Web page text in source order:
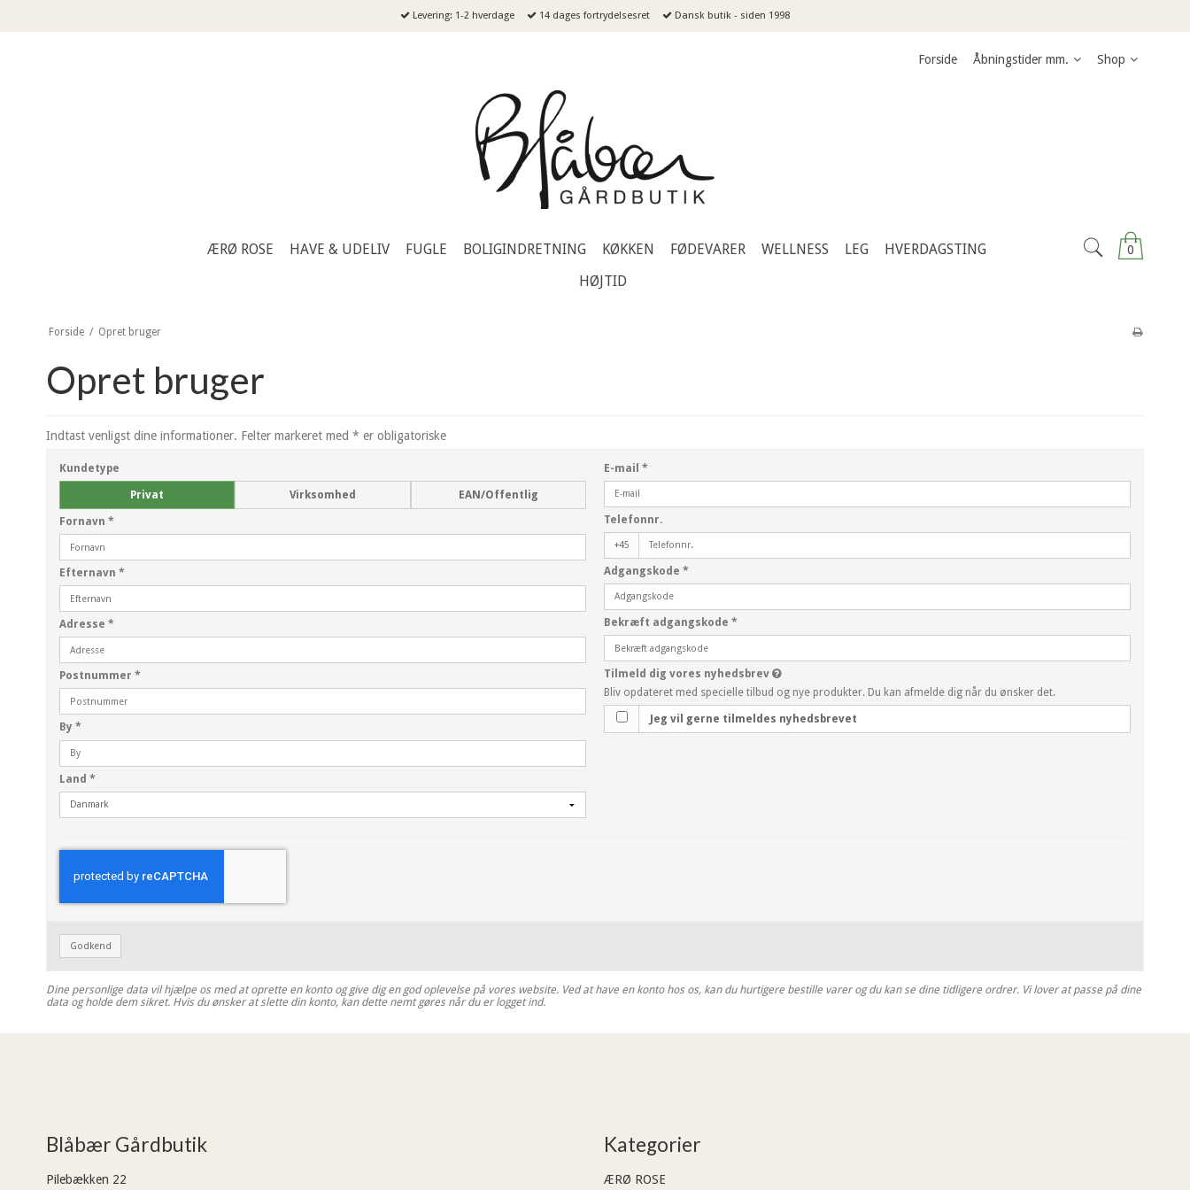
Levering: 1-2 hverdage 14 dages fortrydelsesret Dansk butik - siden 1998
Forside Åbningstider mm. Shop
0
ÆRØ ROSE HAVE & UDELIV FUGLE BOLIGINDRETNING KØKKEN FØDEVARER WELLNESS LEG
HVERDAGSTING
HØJTID
Forside / Opret bruger
Opret bruger
Indtast venligst dine informationer. Felter markeret med * er obligatoriske
Kundetype
Privat Virksomhed EAN/Offentlig
Fornavn *
Efternavn *
Adresse *
Postnummer *
By *
Land *
E-mail *
Telefonnr.
+45
Adgangskode *
Bekræft adgangskode *
Tilmeld dig vores nyhedsbrev
Bliv opdateret med specielle tilbud og nye produkter. Du kan afmelde dig når du ønsker det.
Jeg vil gerne tilmeldes nyhedsbrevet
Godkend
Dine personlige data vil hjælpe os med at oprette en konto og give dig en god oplevelse på vores website. Ved at have en konto hos os, kan du hurtigere bestille varer og du kan se dine tidligere ordrer. Vi lover at passe på dine
data og holde dem sikret. Hvis du ønsker at slette din konto, kan dette nemt gøres når du er logget ind.
Blåbær Gårdbutik
Pilebækken 22
Kategorier
ÆRØ ROSE